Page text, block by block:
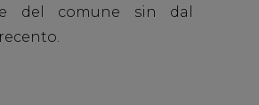
del comune sin dal